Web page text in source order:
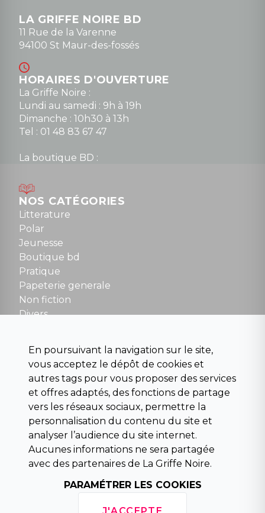
LA GRIFFE NOIRE BD
11 Rue de la Varenne
94100 St Maur-des-fossés
HORAIRES D'OUVERTURE
La Griffe Noire :
Lundi au samedi : 9h à 19h
Dimanche : 10h30 à 13h
Tel : 01 48 83 67 47
La boutique BD :
Mardi au samedi : 10h à 13h / 14h à 19h
Dimanche : 10h30 à 12h30
Tel : 01 48 89 13 88
Fermé le dimanche en Juillet et Août
NOUS CONTACTER
contact@la-griffe-noire.com
NOS CATÉGORIES
Litterature
Polar
Jeunesse
Boutique bd
Pratique
Papeterie generale
Non fiction
Divers
Para scolaire
Histoire
Pochoteque
Pleiade
INFORMATIONS
Droit de rétractation
Conditions générales de vente
Mentions légales
Horaires d'ouverture
En poursuivant la navigation sur le site,
vous acceptez le dépôt de cookies et
autres tags pour vous proposer des services
et offres adaptés, des fonctions de partage
vers les réseaux sociaux, permettre la
personnalisation du contenu du site et
analyser l’audience du site internet.
Aucunes informations ne sera partagée
avec des partenaires de La Griffe Noire.
PARAMÉTRER LES COOKIES